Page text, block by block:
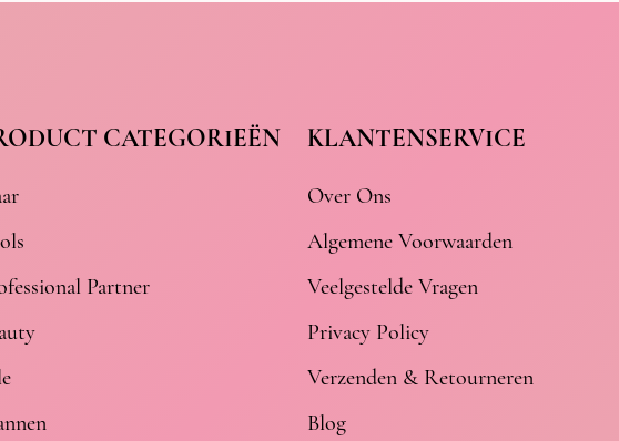
CATEGORIEËN
Partner
KLANTENSERVICE
Over Ons
Algemene Voorwaarden
Veelgestelde Vragen
Privacy Policy
Verzenden & Retourneren
Blog